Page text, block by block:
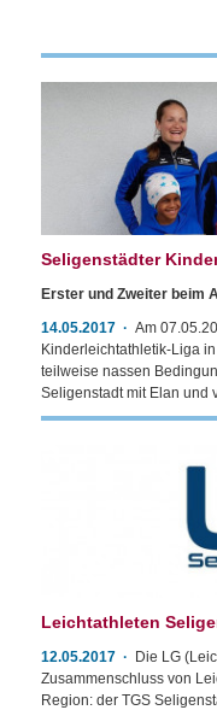
Seligenstädter
Erster und Zweiter beim
14.05.2017
Am
Kinderleichtathletik-Liga
teilweise nassen
Seligenstadt mit Elan und
Leichtathleten
12.05.2017
Die LG
Zusammenschluss von
Region: der TGS